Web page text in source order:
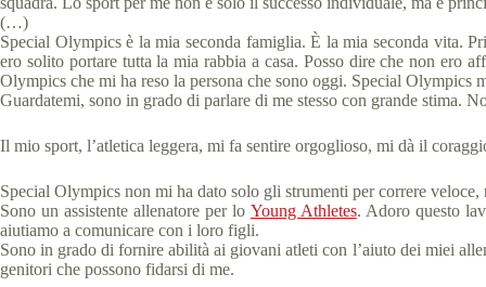
(…)
Special Olympics è la mia seconda famiglia. È la mia seconda vita.
ero solito portare tutta la mia rabbia a casa. Posso dire che non ero
Olympics che mi ha reso la persona che sono oggi. Special Olympics
Guardatemi, sono in grado di parlare di me stesso con grande stima.
Il mio sport, l’atletica leggera, mi fa sentire orgoglioso, mi dà il
Special Olympics non mi ha dato solo gli strumenti per correre
Sono un assistente allenatore per lo Young Athletes. Adoro questo
aiutiamo a comunicare con i loro figli.
Sono in grado di fornire abilità ai giovani atleti con l’aiuto dei miei
genitori che possono fidarsi di me.